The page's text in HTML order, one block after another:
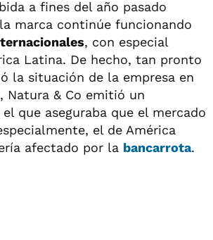
a fines del año pasado
marca continúe funcionando
, con especial
Latina. De hecho, tan pronto
la situación de la empresa en
Natura & Co emitió un
que aseguraba que el mercado
el de América
afectado por la bancarrota.